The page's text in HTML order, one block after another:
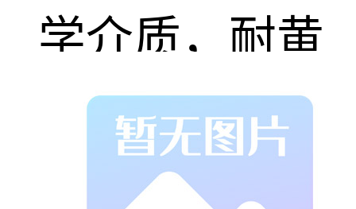
学介质，耐黄
变，耐气候老